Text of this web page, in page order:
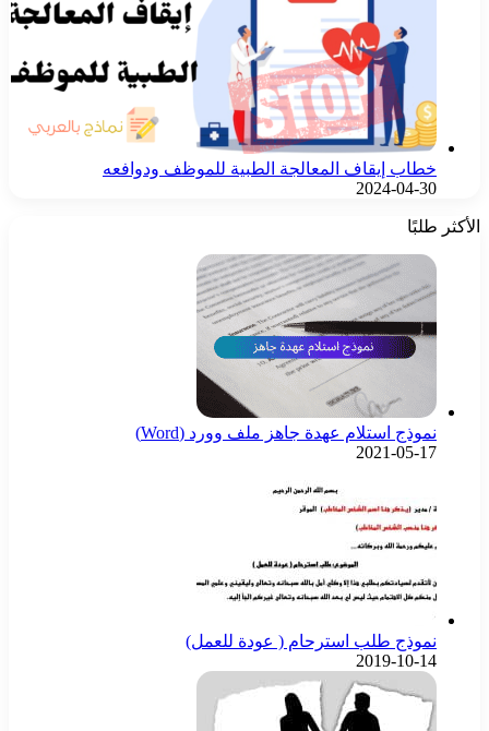
خطاب إيقاف المعالجة الطبية للموظف ودوافعه
2024-04-30
الأكثر طلبًا
نموذج استلام عهدة جاهز ملف وورد (Word)
2021-05-17
نموذج طلب استرحام ( عودة للعمل)
2019-10-14